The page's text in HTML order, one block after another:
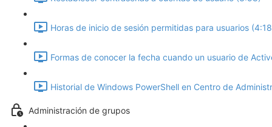
Horas de inicio de sesión permitidas para usuarios
Formas de conocer la fecha cuando un usuario de
Historial de Windows PowerShell en Centro de
Administración de grupos